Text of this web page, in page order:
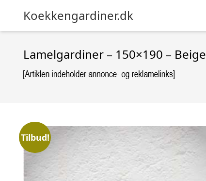
Koekkengardiner.dk
Lamelgardiner – 150×190 – Beige
Tilbud!